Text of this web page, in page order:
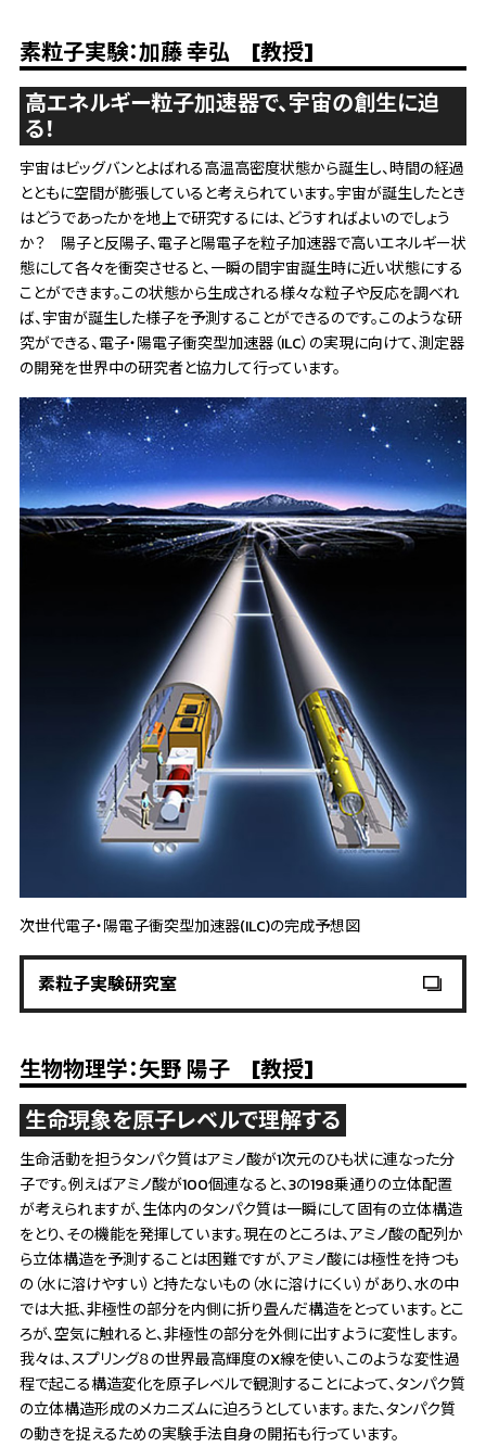
素粒子実験：加藤 幸弘 [教授]
高エネルギー粒子加速器で、宇宙の創生に迫
る！
宇宙はビッグバンとよばれる高温高密度状態から誕生し、時間の経過
とともに空間が膨張していると考えられています。宇宙が誕生したとき
はどうであったかを地上で研究するには、どうすればよいのでしょう
か？ 陽子と反陽子、電子と陽電子を粒子加速器で高いエネルギー状
態にして各々を衝突させると、一瞬の間宇宙誕生時に近い状態にする
ことができます。この状態から生成される様々な粒子や反応を調べれ
ば、宇宙が誕生した様子を予測することができるのです。このような研
究ができる、電子・陽電子衝突型加速器（ILC）の実現に向けて、測定器
の開発を世界中の研究者と協力して行っています。
次世代電子・陽電子衝突型加速器(ILC)の完成予想図
素粒子実験研究室
生物物理学：矢野 陽子 [教授]
生命現象を原子レベルで理解する
生命活動を担うタンパク質はアミノ酸が1次元のひも状に連なった分
子です。例えばアミノ酸が100個連なると、3の198乗通りの立体配置
が考えられますが、生体内のタンパク質は一瞬にして固有の立体構造
をとり、その機能を発揮しています。現在のところは、アミノ酸の配列か
ら立体構造を予測することは困難ですが、アミノ酸には極性を持つも
の（水に溶けやすい）と持たないもの（水に溶けにくい）があり、水の中
では大抵、非極性の部分を内側に折り畳んだ構造をとっています。とこ
ろが、空気に触れると、非極性の部分を外側に出すように変性します。
我々は、スプリング８の世界最高輝度のX線を使い、このような変性過
程で起こる構造変化を原子レベルで観測することによって、タンパク質
の立体構造形成のメカニズムに迫ろうとしています。また、タンパク質
の動きを捉えるための実験手法自身の開拓も行っています。